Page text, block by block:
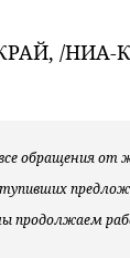
/НИА-
обращения от
продолжаем